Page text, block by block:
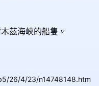
茲海峽的船隻。
26/4/23/n14748148.htm